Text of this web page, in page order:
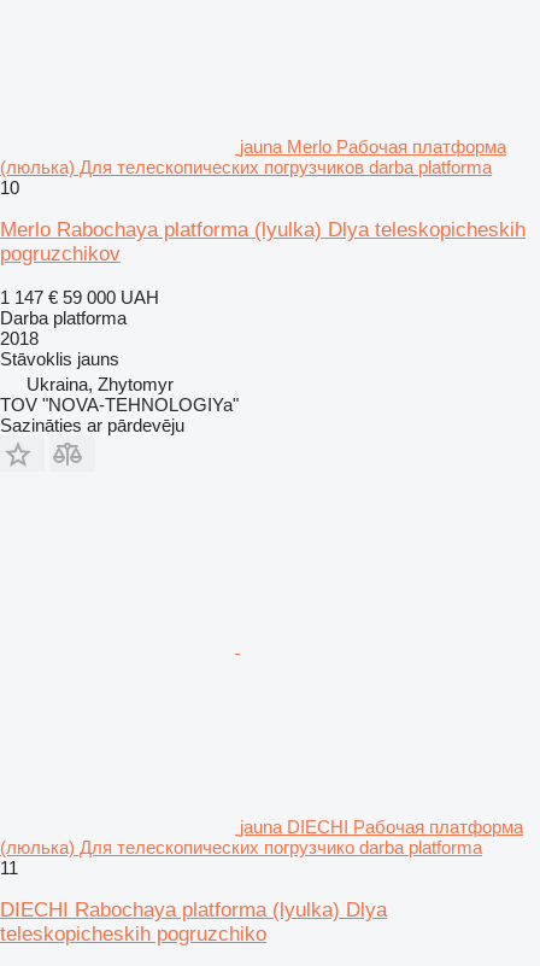
jauna Merlo Рабочая платформа
(люлька) Для телескопических погрузчиков darba platforma
10
Merlo Rabochaya platforma (lyulka) Dlya teleskopicheskih
pogruzchikov
1 147 € 59 000 UAH
Darba platforma
2018
Stāvoklis jauns
Ukraina, Zhytomyr
TOV "NOVA-TEHNOLOGIYa"
Sazināties ar pārdevēju
jauna DIECHI Рабочая платформа
(люлька) Для телескопических погрузчико darba platforma
11
DIECHI Rabochaya platforma (lyulka) Dlya
teleskopicheskih pogruzchiko